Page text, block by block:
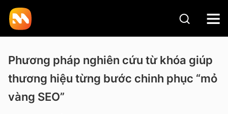
Phương pháp nghiên cứu từ khóa giúp
thương hiệu từng bước chinh phục “mỏ
vàng SEO”